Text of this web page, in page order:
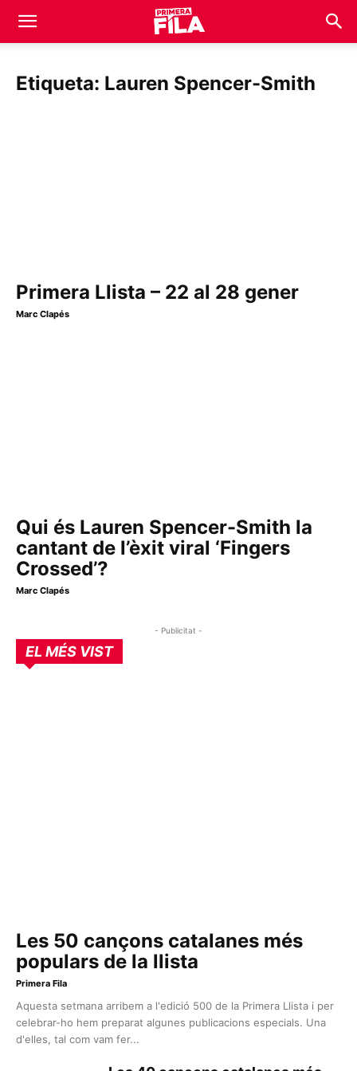
Etiqueta: Lauren Spencer-Smith
Primera Llista – 22 al 28 gener
Marc Clapés
Qui és Lauren Spencer-Smith la
cantant de l’èxit viral ‘Fingers
Crossed’?
Marc Clapés
- Publicitat -
EL MÉS VIST
Les 50 cançons catalanes més
populars de la llista
Primera Fila
Aquesta setmana arribem a l'edició 500 de la Primera Llista i per
celebrar-ho hem preparat algunes publicacions especials. Una
d'elles, tal com vam fer...